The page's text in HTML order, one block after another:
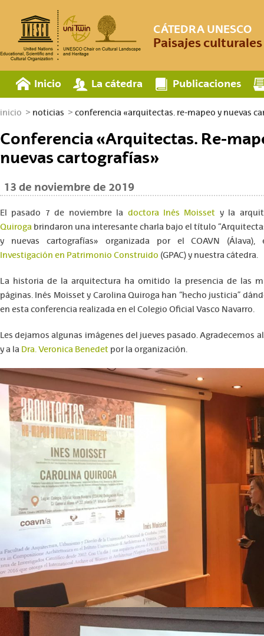
CÁTEDRA UNESCO
Paisajes
Inicio La cátedra Publicaciones
inicio noticias conferencia «arquitectas. re-mapeo y nuevas
Conferencia «Arquitectas. Re-
nuevas cartografías»
13 de noviembre de 2019
El pasado 7 de noviembre la doctora Inés Moisset y la
Quiroga brindaron una interesante charla bajo el título
y nuevas cartografías» organizada por el COAVN
Investigación en Patrimonio Construido (GPAC) y nuestra cátedra.
La historia de la arquitectura ha omitido la presencia de las
páginas. Inés Moisset y Carolina Quiroga han “hecho justicia”
en esta conferencia realizada en el Colegio Oficial Vasco Navarro.
Les dejamos algunas imágenes del jueves pasado. Agradecemos al
y a la Dra. Veronica Benedet por la organización.